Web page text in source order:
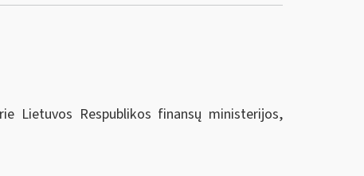
Lietuvos Respublikos finansų ministerijos,